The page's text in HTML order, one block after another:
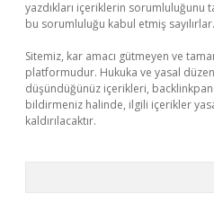
yazdıkları içeriklerin sorumluluğunu
bu sorumluluğu kabul etmiş sayılırlar.
Sitemiz, kar amacı gütmeyen ve
platformudur. Hukuka ve yasal
düşündüğünüz içerikleri,
bildirmeniz halinde, ilgili içerikler
kaldırılacaktır.